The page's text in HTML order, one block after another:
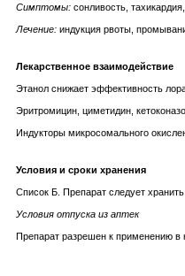
Симптомы: сонливость,
Лечение: индукция рвоты,
Лекарственное взаимодействие
Этанол снижает эффективность
Эритромицин, циметидин,
Индукторы микросомального
Условия и сроки хранения
Список Б. Препарат следует
Условия отпуска из аптек
Препарат разрешен к применению в